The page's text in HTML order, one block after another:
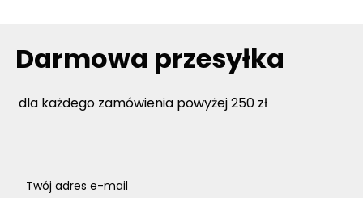
Darmowa przesyłka
dla każdego zamówienia powyżej 250 zł
Twój adres e-mail